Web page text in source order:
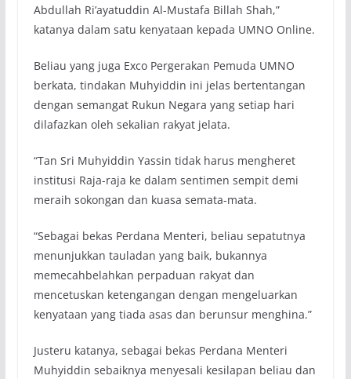
Abdullah Ri’ayatuddin Al-Mustafa Billah Shah,”
katanya dalam satu kenyataan kepada UMNO Online.
Beliau yang juga Exco Pergerakan Pemuda UMNO
berkata, tindakan Muhyiddin ini jelas bertentangan
dengan semangat Rukun Negara yang setiap hari
dilafazkan oleh sekalian rakyat jelata.
“Tan Sri Muhyiddin Yassin tidak harus mengheret
institusi Raja-raja ke dalam sentimen sempit demi
meraih sokongan dan kuasa semata-mata.
“Sebagai bekas Perdana Menteri, beliau sepatutnya
menunjukkan tauladan yang baik, bukannya
memecahbelahkan perpaduan rakyat dan
mencetuskan ketengangan dengan mengeluarkan
kenyataan yang tiada asas dan berunsur menghina.”
Justeru katanya, sebagai bekas Perdana Menteri
Muhyiddin sebaiknya menyesali kesilapan beliau dan